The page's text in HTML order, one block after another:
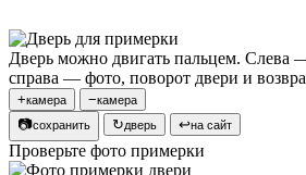
Дверь можно двигать пальцем. Слева
справа — фото, поворот двери и
+камера −камера
📷сохранить ↻дверь ↩на сайт
Проверьте фото примерки